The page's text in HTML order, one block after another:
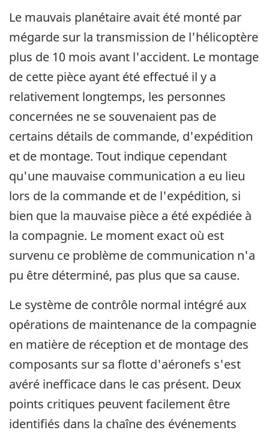
Le mauvais planétaire avait été monté par
mégarde sur la transmission de l'hélicoptère
plus de 10 mois avant l'accident. Le montage
de cette pièce ayant été effectué il y a
relativement longtemps, les personnes
concernées ne se souvenaient pas de
certains détails de commande, d'expédition
et de montage. Tout indique cependant
qu'une mauvaise communication a eu lieu
lors de la commande et de l'expédition, si
bien que la mauvaise pièce a été expédiée à
la compagnie. Le moment exact où est
survenu ce problème de communication n'a
pu être déterminé, pas plus que sa cause.
Le système de contrôle normal intégré aux
opérations de maintenance de la compagnie
en matière de réception et de montage des
composants sur sa flotte d'aéronefs s'est
avéré inefficace dans le cas présent. Deux
points critiques peuvent facilement être
identifiés dans la chaîne des événements